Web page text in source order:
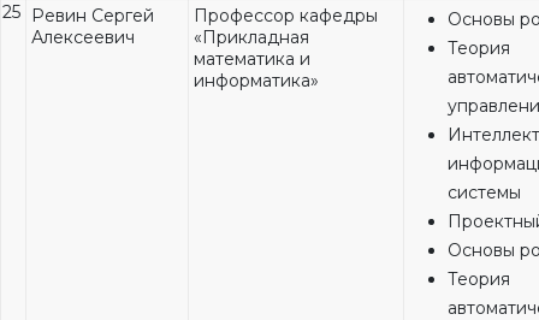
25
Ревин Сергей
Алексеевич
Профессор кафедры
«Прикладная
математика и
информатика»
Основы
Теория
системы
Основы
Теория